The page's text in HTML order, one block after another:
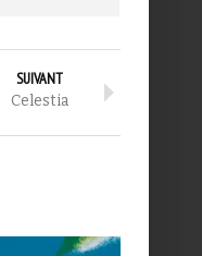
SUIVANT
Celestia